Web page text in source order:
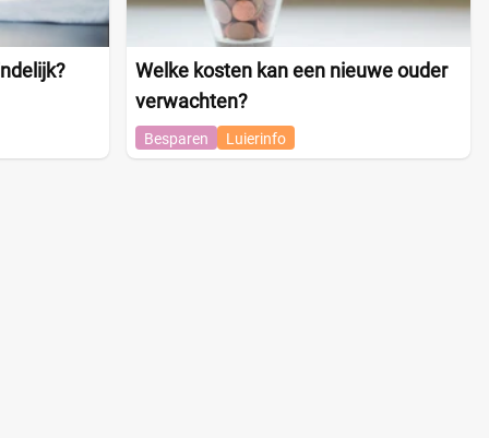
Welke kosten kan een nieuwe ouder
verwachten?
Besparen Luierinfo